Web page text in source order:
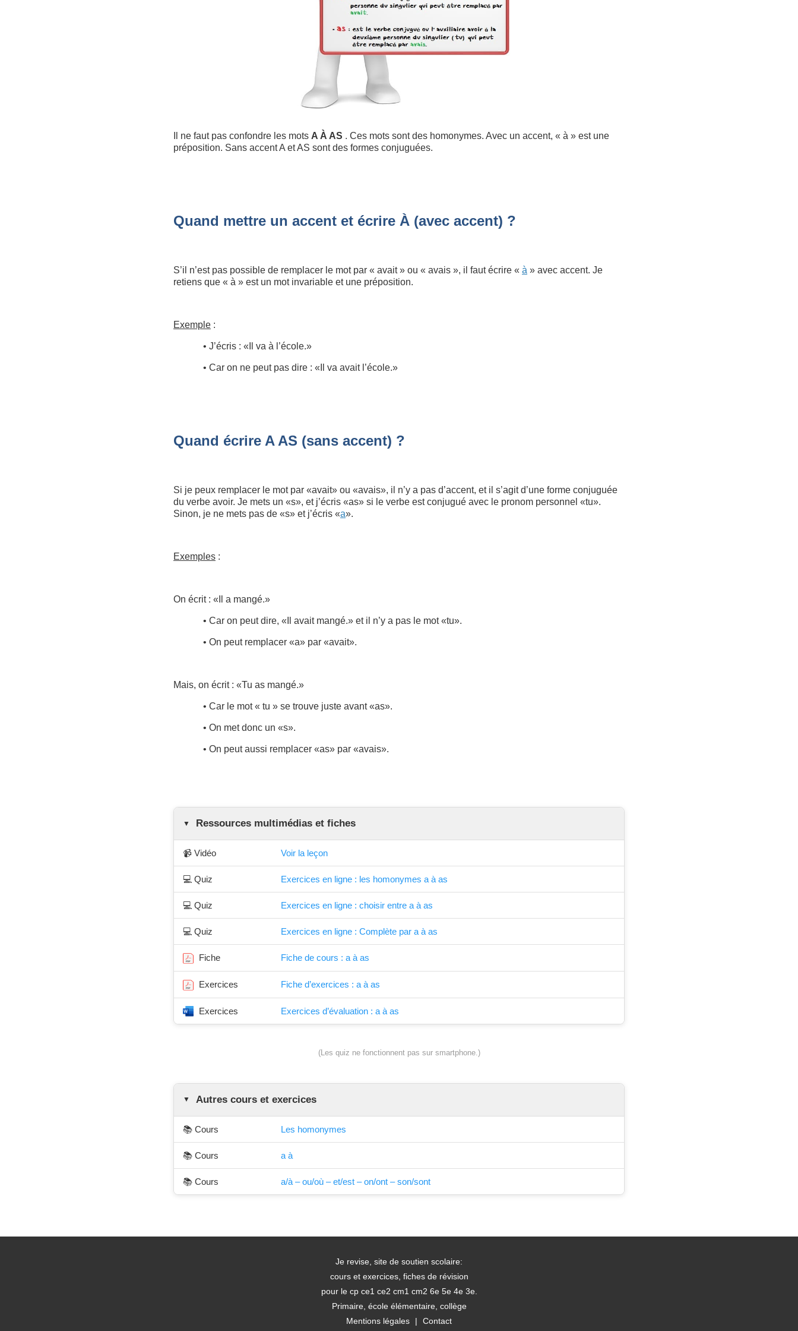
Il ne faut pas confondre les mots A À AS . Ces mots sont des homonymes. Avec un accent, « à » est une
préposition. Sans accent A et AS sont des formes conjuguées.
Quand mettre un accent et écrire À (avec accent) ?
S’il n’est pas possible de remplacer le mot par « avait » ou « avais », il faut écrire « à » avec accent. Je
retiens que « à » est un mot invariable et une préposition.
Exemple :
• J’écris : «Il va à l’école.»
• Car on ne peut pas dire : «Il va avait l’école.»
Quand écrire A AS (sans accent) ?
Si je peux remplacer le mot par «avait» ou «avais», il n’y a pas d’accent, et il s’agit d’une forme conjuguée
du verbe avoir. Je mets un «s», et j’écris «as» si le verbe est conjugué avec le pronom personnel «tu».
Sinon, je ne mets pas de «s» et j’écris «a».
Exemples :
On écrit : «Il a mangé.»
• Car on peut dire, «Il avait mangé.» et il n’y a pas le mot «tu».
• On peut remplacer «a» par «avait».
Mais, on écrit : «Tu as mangé.»
• Car le mot « tu » se trouve juste avant «as».
• On met donc un «s».
• On peut aussi remplacer «as» par «avais».
Ressources multimédias et fiches
📹 Vidéo Voir la leçon
💻 Quiz Exercices en ligne : les homonymes a à as
💻 Quiz Exercices en ligne : choisir entre a à as
💻 Quiz Exercices en ligne : Complète par a à as
Fiche Fiche de cours : a à as
Exercices Fiche d’exercices : a à as
Exercices Exercices d’évaluation : a à as
(Les quiz ne fonctionnent pas sur smartphone.)
Autres cours et exercices
📚 Cours Les homonymes
📚 Cours a à
📚 Cours a/à – ou/où – et/est – on/ont – son/sont
Je revise, site de soutien scolaire:
cours et exercices, fiches de révision
pour le cp ce1 ce2 cm1 cm2 6e 5e 4e 3e.
Primaire, école élémentaire, collège
Mentions légales
| Contact